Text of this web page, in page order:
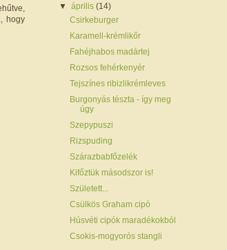
hogy
▼április(14)
Csirkeburger
Karamell-krémlikőr
Fahéjhabos madártej
Rozsos fehérkenyér
Tejszínes ribizlikrémleves
Burgonyás tészta - így meg
úgy
Szepypuszi
Rizspuding
Szárazbabfőzelék
Kifőztük másodszor is!
Született...
Csülkös Graham cipó
Húsvéti cipók maradékokból
Csokis-mogyorós stangli